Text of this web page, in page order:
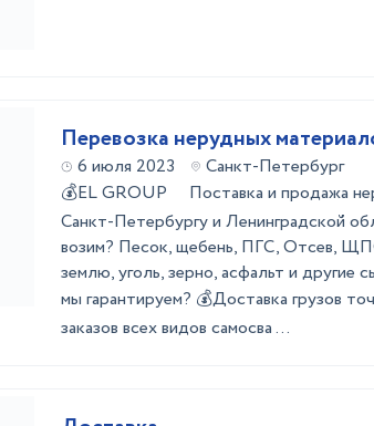
Перевозка нерудных
6 июля 2023
Санкт-Петербург
💰EL GROUP Поставка и продажа
Санкт-Петербургу и Ленинградской
возим? Песок, щебень, ПГС, Отсев,
землю, уголь, зерно, асфальт и
мы гарантируем? 💰Доставка грузов
заказов всех видов самосва ...